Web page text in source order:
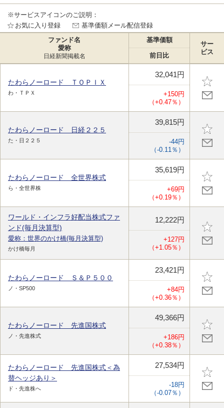
※サービスアイコンのご説明：
お気に入り登録
基準価額メール配信登録
ファンド名
愛称
日経新聞掲載名
基準価額
サー
ビス
前日比
たわらノーロード ＴＯＰＩＸ
わ・ＴＰＸ
32,041円
+150円
（+0.47％）
たわらノーロード 日経２２５
た・日２２５
39,815円
-44円
（-0.11％）
たわらノーロード 全世界株式
ら・全世界株
35,619円
+69円
（+0.19％）
ワールド・インフラ好配当株式ファ
ンド(毎月決算型)
愛称：世界のかけ橋(毎月決算型)
かけ橋毎月
12,222円
+127円
（+1.05％）
たわらノーロード Ｓ＆Ｐ５００
ノ・SP500
23,421円
+84円
（+0.36％）
たわらノーロード 先進国株式
ノ・先進株式
49,366円
+186円
（+0.38％）
たわらノーロード 先進国株式＜為
替ヘッジあり＞
ド・先進株へ
27,534円
-18円
（-0.07％）